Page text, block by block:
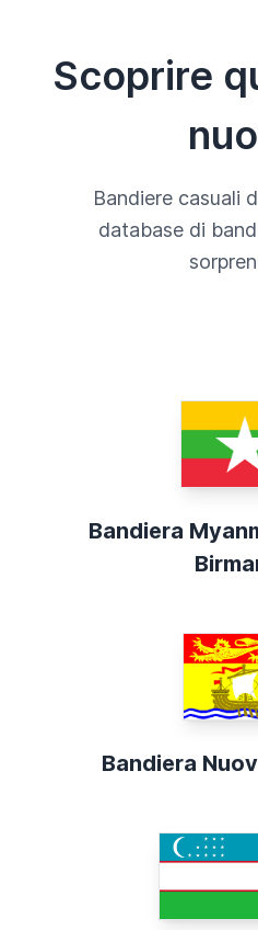
Scoprire
Bandiere casuali
database di
Bandiera
Bandiera